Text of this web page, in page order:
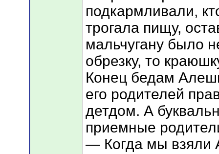
подкармливали,
трогала пищу,
мальчугану было
обрезку, то
Конец бедам
его родителей
детдом. А
приемные
— Когда мы взяли